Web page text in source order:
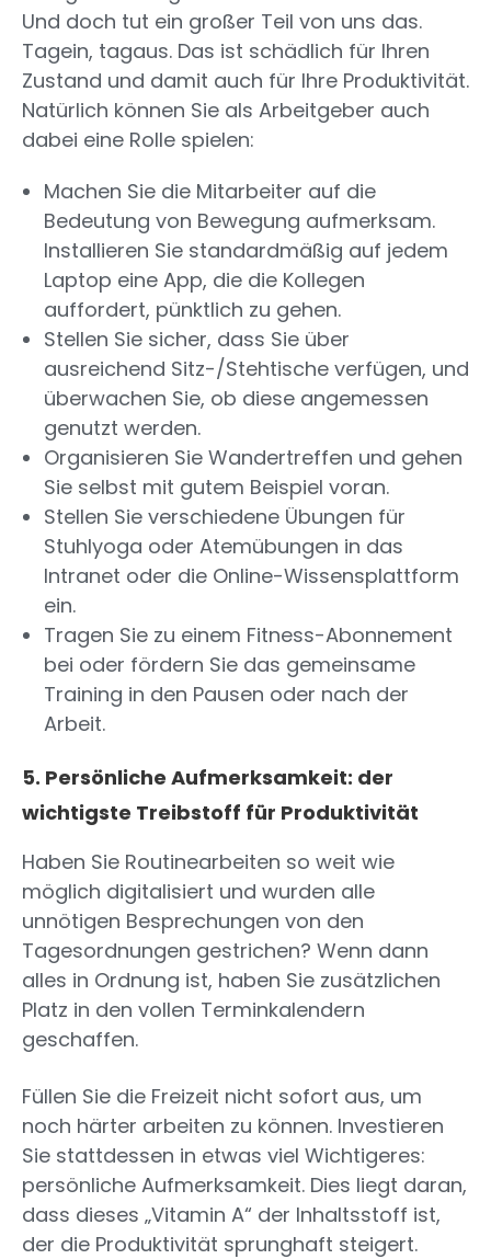
Und doch tut ein großer Teil von uns das.
Tagein, tagaus. Das ist schädlich für Ihren
Zustand und damit auch für Ihre Produktivität.
Natürlich können Sie als Arbeitgeber auch
dabei eine Rolle spielen:
Machen Sie die Mitarbeiter auf die
Bedeutung von Bewegung aufmerksam.
Installieren Sie standardmäßig auf jedem
Laptop eine App, die die Kollegen
auffordert, pünktlich zu gehen.
Stellen Sie sicher, dass Sie über
ausreichend Sitz-/Stehtische verfügen, und
überwachen Sie, ob diese angemessen
genutzt werden.
Organisieren Sie Wandertreffen und gehen
Sie selbst mit gutem Beispiel voran.
Stellen Sie verschiedene Übungen für
Stuhlyoga oder Atemübungen in das
Intranet oder die Online-Wissensplattform
ein.
Tragen Sie zu einem Fitness-Abonnement
bei oder fördern Sie das gemeinsame
Training in den Pausen oder nach der
Arbeit.
5. Persönliche Aufmerksamkeit: der
wichtigste Treibstoff für Produktivität
Haben Sie Routinearbeiten so weit wie
möglich digitalisiert und wurden alle
unnötigen Besprechungen von den
Tagesordnungen gestrichen? Wenn dann
alles in Ordnung ist, haben Sie zusätzlichen
Platz in den vollen Terminkalendern
geschaffen.
Füllen Sie die Freizeit nicht sofort aus, um
noch härter arbeiten zu können. Investieren
Sie stattdessen in etwas viel Wichtigeres:
persönliche Aufmerksamkeit. Dies liegt daran,
dass dieses „Vitamin A“ der Inhaltsstoff ist,
der die Produktivität sprunghaft steigert.